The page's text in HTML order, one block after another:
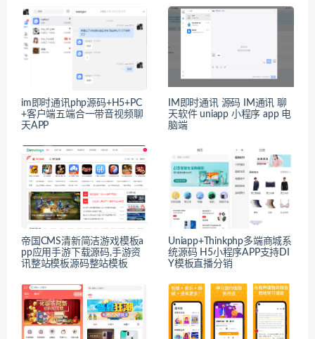
im即时通讯php源码+H5+PC
+客户端五端合一带音视频聊
天APP
IM即时通讯 源码 IM通讯 聊
天软件 uniapp 小程序 app 电
脑端
帝国CMS清新简洁游戏模板a
pp应用手游下载源码,手游资
讯整站模板源码整站模板
Uniapp+Thinkphp多端商城系
统源码 H5小程序APP支持DI
Y模板直播分销